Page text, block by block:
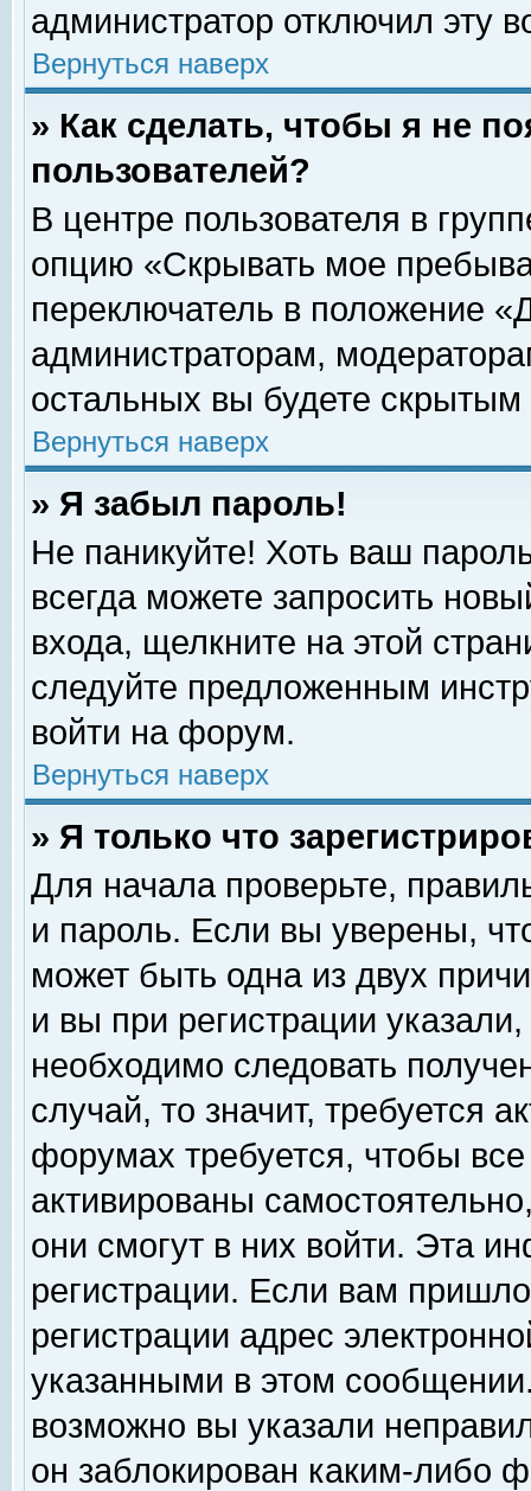
администратор отключил эту
Вернуться наверх
» Как сделать, чтобы я не
пользователей?
В центре пользователя в
опцию «Скрывать мое
переключатель в положение
администраторам,
остальных вы будете скрытым
Вернуться наверх
» Я забыл пароль!
Не паникуйте! Хоть ваш
всегда можете запросить
входа, щелкните на этой
следуйте предложенным
войти на форум.
Вернуться наверх
» Я только что
Для начала проверьте,
и пароль. Если вы уверены,
может быть одна из двух
и вы при регистрации
необходимо следовать
случай, то значит, требуется
форумах требуется, чтобы
активированы
они смогут в них войти. Эта
регистрации. Если вам
регистрации адрес
указанными в этом
возможно вы указали
он заблокирован каким-либо